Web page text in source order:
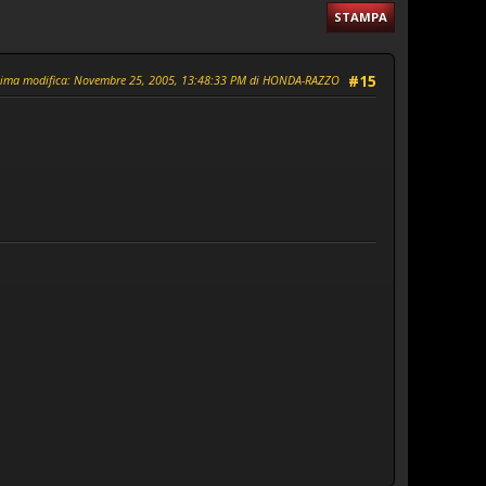
STAMPA
#15
modifica: Novembre 25, 2005, 13:48:33 PM di HONDA-RAZZO